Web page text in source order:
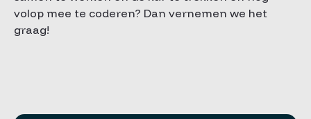
volop mee te coderen? Dan vernemen we het
graag!